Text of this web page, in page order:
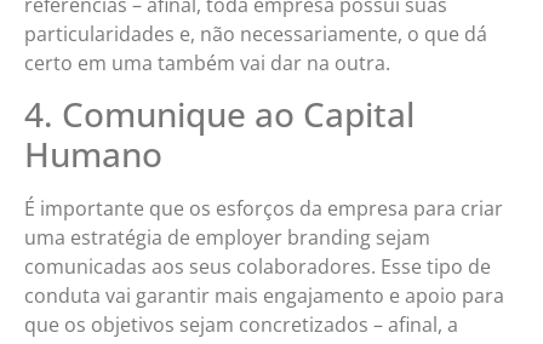
particularidades e, não necessariamente, o que dá
certo em uma também vai dar na outra.
4. Comunique ao Capital
Humano
É importante que os esforços da empresa para criar
uma estratégia de employer branding sejam
comunicadas aos seus colaboradores. Esse tipo de
conduta vai garantir mais engajamento e apoio para
que os objetivos sejam concretizados – afinal, a